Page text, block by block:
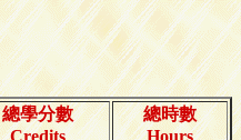
總學分數
Credits
總時數
Hours